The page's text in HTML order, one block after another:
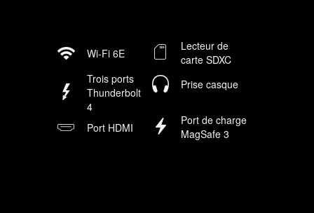
Wi‑Fi 6E
Lecteur de
carte SDXC
Trois ports
Thunderbolt
4
Prise casque
Port HDMI
Port de charge
MagSafe 3